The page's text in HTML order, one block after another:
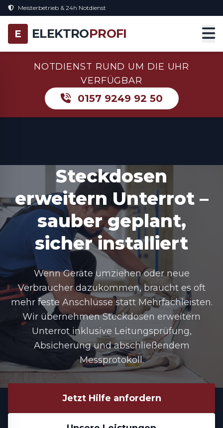
Meisterbetrieb & 24h Notdienst
E ELEKTROPROFI
NOTDIENST RUND UM DIE UHR
VERFÜGBAR
0157 9249 92 50
Steckdosen
erweitern Unterrot –
sauber geplant,
sicher installiert
Wenn Geräte umziehen oder neue
Verbraucher dazukommen, braucht es oft
mehr feste Anschlüsse statt Mehrfachleisten.
Wir übernehmenSteckdosen erweitern
Unterrotinklusive Leitungsprüfung,
Absicherung und abschließendem
Messprotokoll.
Jetzt Hilfe anfordern